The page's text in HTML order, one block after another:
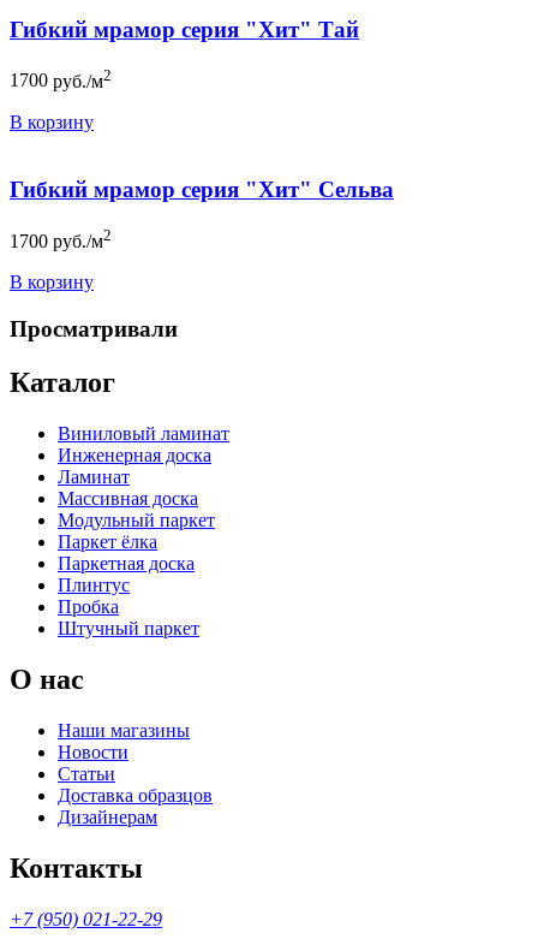
Гибкий мрамор серия "Хит" Тай
1700 руб./м2
В корзину
Гибкий мрамор серия "Хит" Сельва
1700 руб./м2
В корзину
Просматривали
Каталог
Виниловый ламинат
Инженерная доска
Ламинат
Массивная доска
Модульный паркет
Паркет ёлка
Паркетная доска
Плинтус
Пробка
Штучный паркет
О нас
Наши магазины
Новости
Статьи
Доставка образцов
Дизайнерам
Контакты
+7 (950) 021-22-29